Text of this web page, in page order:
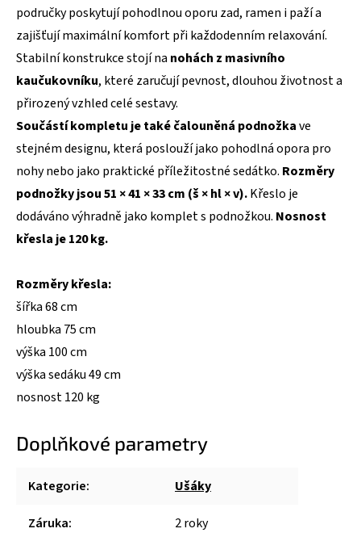
područky poskytují pohodlnou oporu zad, ramen i paží a
zajišťují maximální komfort při každodenním relaxování.
Stabilní konstrukce stojí na nohách z masivního
kaučukovníku, které zaručují pevnost, dlouhou životnost a
přirozený vzhled celé sestavy.
Součástí kompletu je také čalouněná podnožkave
stejném designu, která poslouží jako pohodlná opora pro
nohy nebo jako praktické příležitostné sedátko. Rozměry
podnožky jsou 51 × 41 × 33 cm (š × hl × v).Křeslo je
dodáváno výhradně jako komplet s podnožkou. Nosnost
křesla je 120 kg.
Rozměry křesla:
šířka 68 cm
hloubka 75 cm
výška 100 cm
výška sedáku 49 cm
nosnost 120 kg
Doplňkové parametry
Kategorie: Ušáky
Záruka: 2 roky